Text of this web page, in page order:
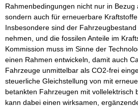
Rahmenbedingungen nicht nur in Bezug
sondern auch für erneuerbare Kraftstoffe
Insbesondere sind der
nehmen, und die fossilen Anteile im
Kommission muss im Sinne der
einen Rahmen entwickeln, damit auch
Fahrzeuge unmittelbar als CO2-frei
steuerliche Gleichstellung von mit
betankten Fahrzeugen mit vollelektrisch
kann dabei einen wirksamen,